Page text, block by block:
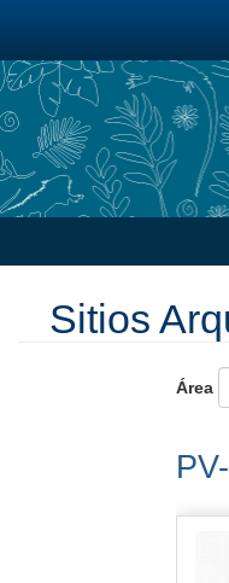
contenido
principal
Sitios
Área